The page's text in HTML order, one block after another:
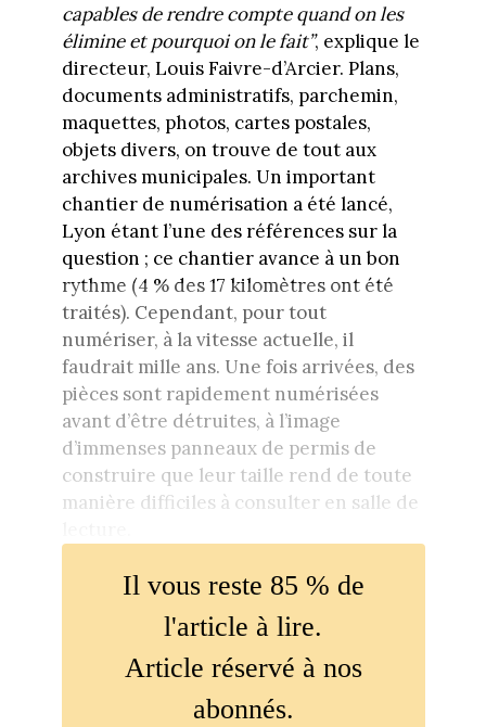
capables de rendre compte quand on les
élimine et pourquoi on le fait”, explique le
directeur, Louis Faivre-d’Arcier. Plans,
documents administratifs, parchemin,
maquettes, photos, cartes postales,
objets divers, on trouve de tout aux
archives municipales. Un important
chantier de numérisation a été lancé,
Lyon étant l’une des références sur la
question ; ce chantier avance à un bon
rythme (4 % des 17 kilomètres ont été
traités). Cependant, pour tout
numériser, à la vitesse actuelle, il
faudrait mille ans. Une fois arrivées, des
pièces sont rapidement numérisées
avant d’être détruites, à l’image
d’immenses panneaux de permis de
construire que leur taille rend de toute
manière difficiles à consulter en salle de
Il vous reste 85 % de
l'article à lire.
Article réservé à nos
abonnés.